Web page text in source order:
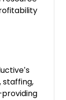
staffing,